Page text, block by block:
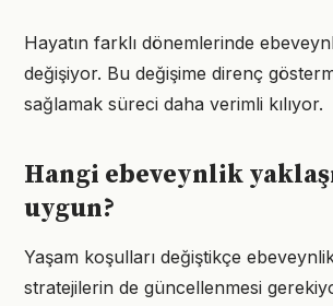
Hayatın farklı dönemlerinde
değişiyor. Bu değişime direnç
sağlamak süreci daha verimli kılıyor.
Hangi ebeveynlik
uygun?
Yaşam koşulları değiştikçe
stratejilerin de güncellenmesi